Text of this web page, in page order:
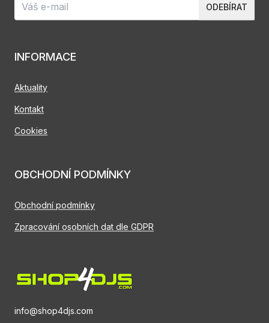
info@shop4djs.com
INFORMACE
Aktuality
Kontakt
Cookies
OBCHODNÍ PODMÍNKY
Obchodní podmínky
Zpracování osobních dat dle GDPR
ODEBÍRAT